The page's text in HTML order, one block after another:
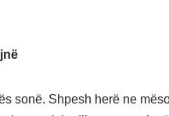
sonë. Shpesh herë ne